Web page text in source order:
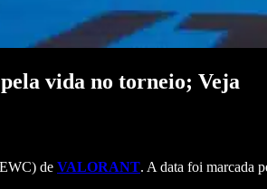
vida no torneio; Veja
de VALORANT. A data foi marcada